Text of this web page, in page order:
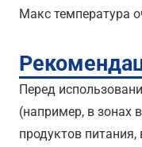
Maкс температура
Перед
(например, в зонах
продуктов